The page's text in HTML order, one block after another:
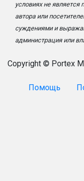
условиях не
автора или
суждениями и
администрация или
Copyright © Portex
Помощь